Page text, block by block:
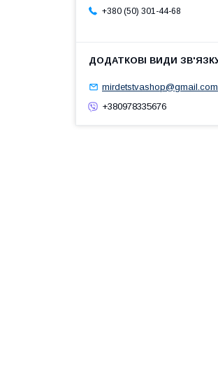
+380 (50) 301-44-68
mirdetstvashop@gmail.com
+380978335676